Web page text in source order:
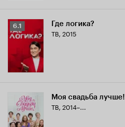
Рейтинг
Кинопоиска
6.1 Где логика?
ТВ, 2015
Моя свадьба лучше!
ТВ, 2014–...